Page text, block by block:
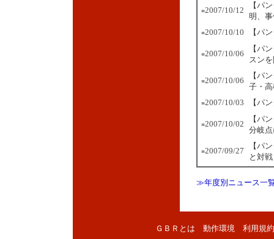
■2007/10/12
【パ
明、
■2007/10/10 【パ
■2007/10/06
【パ
スン
■2007/10/06
【パ
子・
■2007/10/03 【パ
■2007/10/02
【パ
分岐
■2007/09/27
【パ
と対戦
≫年度別ニュース一
ＧＢＲとは 動作環境 利用規約